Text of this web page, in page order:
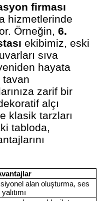
firması
hizmetlerinde
Örneğin,6.
ekibimiz, eski
sıva
hayata
tavan
zarif bir
alçı
klasik tarzları
tabloda,
alan oluşturma, ses
yalıtımı